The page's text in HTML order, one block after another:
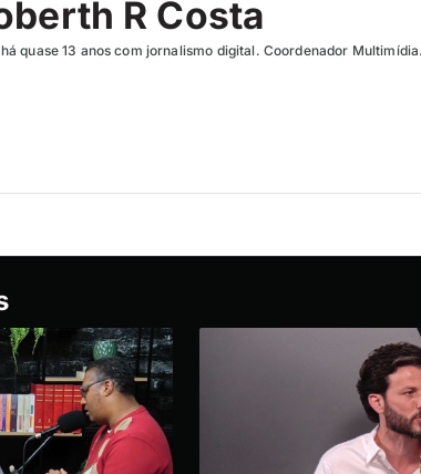
R Costa
quase 13 anos com jornalismo digital. Coordenador